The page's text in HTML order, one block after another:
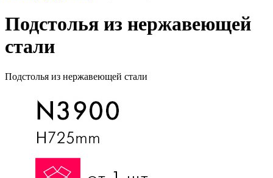
Подстолья из нержавеющей
стали
Подстолья из нержавеющей стали